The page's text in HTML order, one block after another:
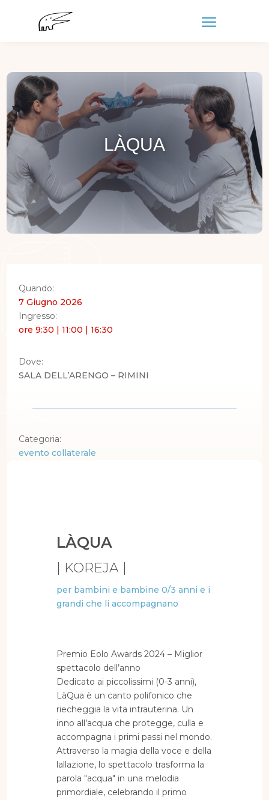
LÀQUA
Quando:
7 Giugno 2026
Ingresso:
ore 9:30 | 11:00 | 16:30
Dove:
SALA DELL’ARENGO – RIMINI
Categoria:
evento collaterale
LÀQUA
| KOREJA |
per bambini e bambine 0/3 anni e i
grandi che li accompagnano
Premio Eolo Awards 2024 – Miglior
spettacolo dell’anno
Dedicato ai piccolissimi (0-3 anni),
LàQua è un canto polifonico che
riecheggia la vita intrauterina. Un
inno all’acqua che protegge, culla e
accompagna i primi passi nel mondo.
Attraverso la magia della voce e della
lallazione, lo spettacolo trasforma la
parola "acqua" in una melodia
primordiale, celebrando il primo